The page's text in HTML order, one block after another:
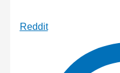
Reddit